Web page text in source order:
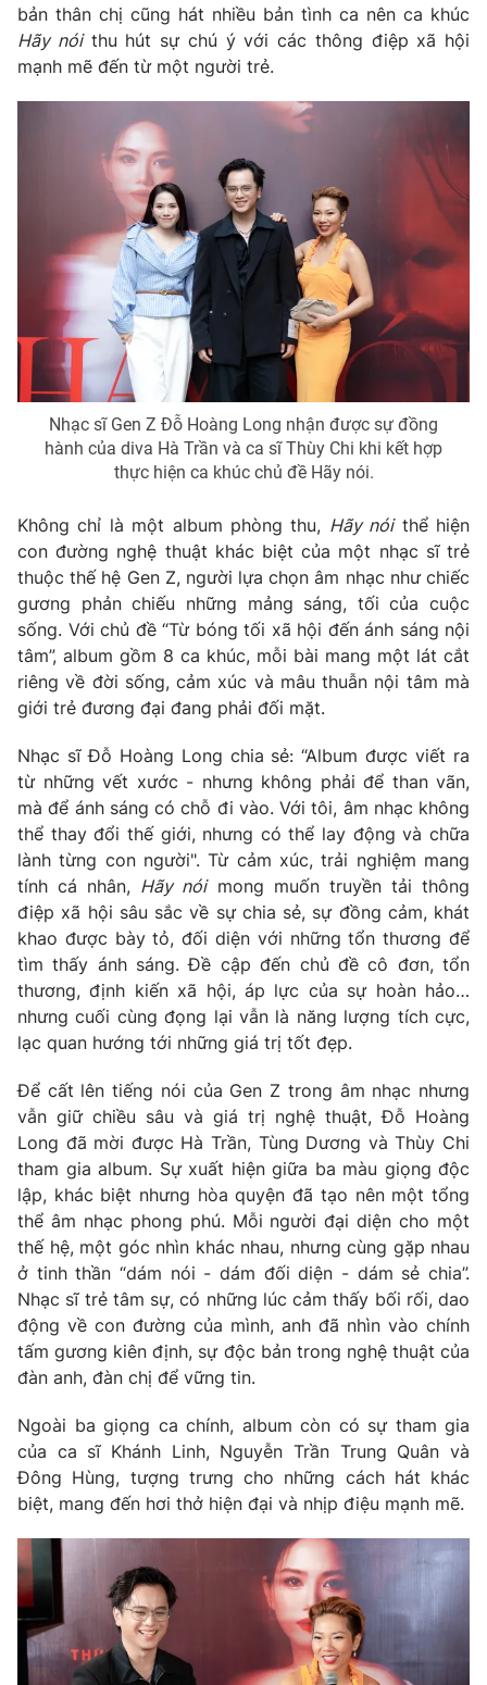
Thị trường 24h Tấm lòng Việt
Liên hệ tòa soạn English
THỜI BÁO VTV
Theo dõi báo trên
Cơ quan chủ quản: Đài Truyền hình Việt Nam
Cơ quan báo chí:
Thời báo VTV
Giấy phép hoạt động báo in và báo điện tử số 483/GP-BTTTT
cấp ngày 29/12/2023
Tổng Biên tập: Vũ Thanh Thủy
Phó Tổng Biên tập:Nguyễn Thị Mỹ Hạnh, Phạm Quốc Thắng,
Nguyễn Trọng Ninh
Tổng đài VTV: 024.38 355 931 - 024.38 355 932
Ðiện thoại Thời báo VTV:024.66 897 897
Email:toasoan@vtv.vn
Liên hệ quảng cáo:
® Cấm sao chép dưới mọi hình thức nếu không có sự chấp
thông tin từ website này.
bản thân chị cũng hát nhiều bản tình ca nên ca khúc
Hãy nóithu hút sự chú ý với các thông điệp xã hội
mạnh mẽ đến từ một người trẻ.
Nhạc sĩ Gen Z Đỗ Hoàng Long nhận được sự đồng
hành của diva Hà Trần và ca sĩ Thùy Chi khi kết hợp
thực hiện ca khúc chủ đề Hãy nói.
Không chỉ là một album phòng thu, Hãy nóithể hiện
con đường nghệ thuật khác biệt của một nhạc sĩ trẻ
thuộc thế hệ Gen Z, người lựa chọn âm nhạc như chiếc
gương phản chiếu những mảng sáng, tối của cuộc
sống. Với chủ đề “Từ bóng tối xã hội đến ánh sáng nội
tâm”, album gồm 8 ca khúc, mỗi bài mang một lát cắt
riêng về đời sống, cảm xúc và mâu thuẫn nội tâm mà
giới trẻ đương đại đang phải đối mặt.
Nhạc sĩ Đỗ Hoàng Long chia sẻ: “Album được viết ra
từ những vết xước - nhưng không phải để than vãn,
mà để ánh sáng có chỗ đi vào. Với tôi, âm nhạc không
thể thay đổi thế giới, nhưng có thể lay động và chữa
lành từng con người". Từ cảm xúc, trải nghiệm mang
tính cá nhân, Hãy nóimong muốn truyền tải thông
điệp xã hội sâu sắc về sự chia sẻ, sự đồng cảm, khát
khao được bày tỏ, đối diện với những tổn thương để
tìm thấy ánh sáng. Đề cập đến chủ đề cô đơn, tổn
thương, định kiến xã hội, áp lực của sự hoàn hảo…
nhưng cuối cùng đọng lại vẫn là năng lượng tích cực,
lạc quan hướng tới những giá trị tốt đẹp.
Để cất lên tiếng nói của Gen Z trong âm nhạc nhưng
vẫn giữ chiều sâu và giá trị nghệ thuật, Đỗ Hoàng
Long đã mời được Hà Trần, Tùng Dương và Thùy Chi
tham gia album. Sự xuất hiện giữa ba màu giọng độc
lập, khác biệt nhưng hòa quyện đã tạo nên một tổng
thể âm nhạc phong phú. Mỗi người đại diện cho một
thế hệ, một góc nhìn khác nhau, nhưng cùng gặp nhau
ở tinh thần “dám nói - dám đối diện - dám sẻ chia”.
Nhạc sĩ trẻ tâm sự, có những lúc cảm thấy bối rối, dao
động về con đường của mình, anh đã nhìn vào chính
tấm gương kiên định, sự độc bản trong nghệ thuật của
đàn anh, đàn chị để vững tin.
Ngoài ba giọng ca chính, album còn có sự tham gia
của ca sĩ Khánh Linh, Nguyễn Trần Trung Quân và
Đông Hùng, tượng trưng cho những cách hát khác
biệt, mang đến hơi thở hiện đại và nhịp điệu mạnh mẽ.